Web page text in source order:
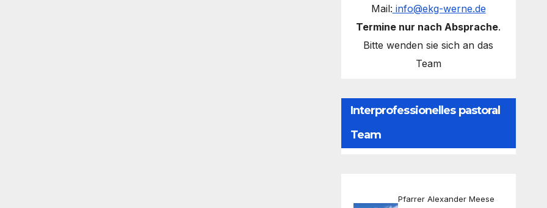
Mail: info@ekg-werne.de
Termine nur nach Absprache.
Bitte wenden sie sich an das
Team
Interprofessionelles pastoral
Team
Pfarrer Alexander Meese